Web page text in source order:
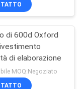
di 600d Oxford
di elaborazione
MOQ:Negoziato